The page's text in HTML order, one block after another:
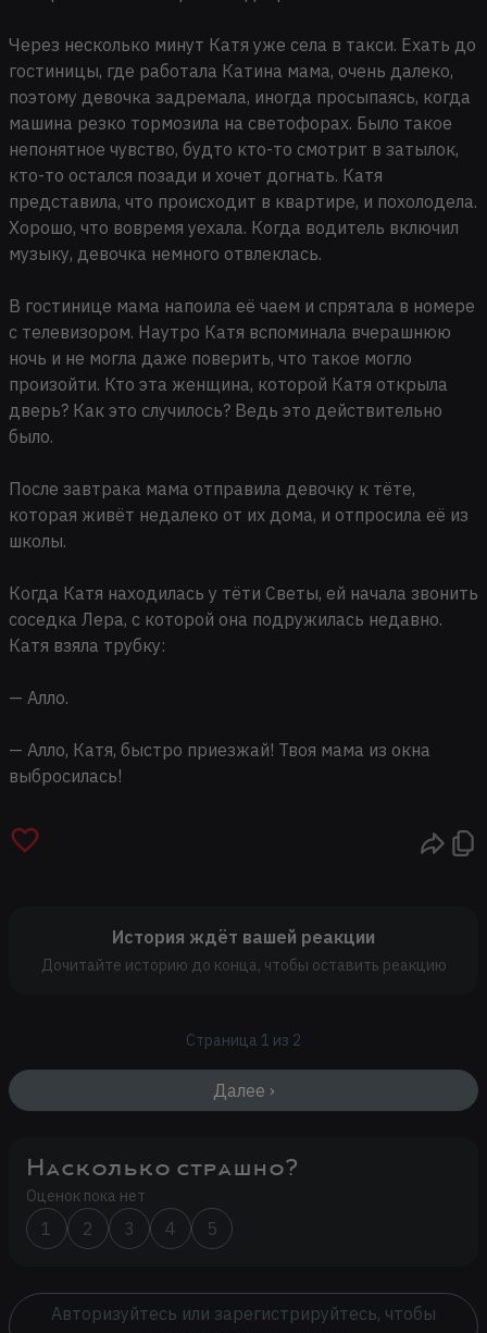
Через несколько минут Катя уже села в такси. Ехать до
гостиницы, где работала Катина мама, очень далеко,
поэтому девочка задремала, иногда просыпаясь, когда
машина резко тормозила на светофорах. Было такое
непонятное чувство, будто кто-то смотрит в затылок,
кто-то остался позади и хочет догнать. Катя
представила, что происходит в квартире, и похолодела.
Хорошо, что вовремя уехала. Когда водитель включил
музыку, девочка немного отвлеклась.
В гостинице мама напоила её чаем и спрятала в номере
с телевизором. Наутро Катя вспоминала вчерашнюю
ночь и не могла даже поверить, что такое могло
произойти. Кто эта женщина, которой Катя открыла
дверь? Как это случилось? Ведь это действительно
было.
После завтрака мама отправила девочку к тёте,
которая живёт недалеко от их дома, и отпросила её из
школы.
Когда Катя находилась у тёти Светы, ей начала звонить
соседка Лера, с которой она подружилась недавно.
Катя взяла трубку:
— Алло.
— Алло, Катя, быстро приезжай! Твоя мама из окна
выбросилась!
История ждёт вашей реакции
Дочитайте историю до конца, чтобы оставить реакцию
Страница 1 из 2
Далее ›
Насколько страшно?
Оценок пока нет
1 2 3 4 5
Авторизуйтесь или зарегистрируйтесь, чтобы